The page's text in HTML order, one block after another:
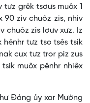
tưz grêk tsơưs muôx 1
90 ziv chuôz zis, nhiv
chuôz zis lơưv xưz. Iz
hênhr tưz tso tsês tsik
cux tưz tror piz zus
muôx pênhr nhiêx
Đảng ủy xar Mường